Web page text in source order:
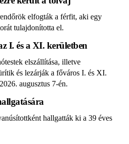
elfogták a férfit, aki egy
tulajdonította el.
I. és a XI. kerületben
elszállítása, illetve
és lezárják a főváros I. és XI.
augusztus 7-én.
hallgatták ki a 39 éves